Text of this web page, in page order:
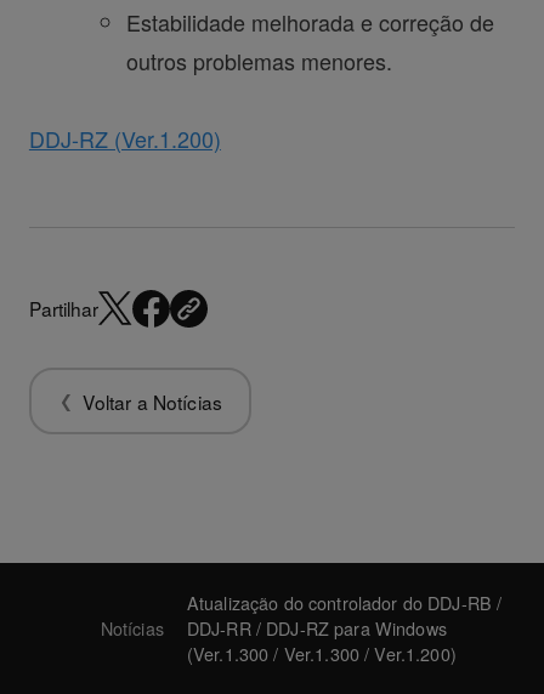
Estabilidade melhorada e correção de
outros problemas menores.
DDJ-RZ (Ver.1.200)
Partilhar
Voltar a Notícias
Notícias
Atualização do controlador do DDJ-RB /
DDJ-RR / DDJ-RZ para Windows
(Ver.1.300 / Ver.1.300 / Ver.1.200)